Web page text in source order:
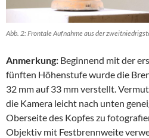
Abb. 2: Frontale Aufnahme aus der
Anmerkung: Beginnend mit der
fünften Höhenstufe wurde die
32 mm auf 33 mm verstellt.
die Kamera leicht nach unten
Oberseite des Kopfes zu
Objektiv mit Festbrennweite